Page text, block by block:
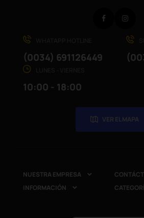
(0034) 691126449
10:00 - 18:00
VER EL MAPA
NUESTRA EMPRESA 
INFORMACIÓN 